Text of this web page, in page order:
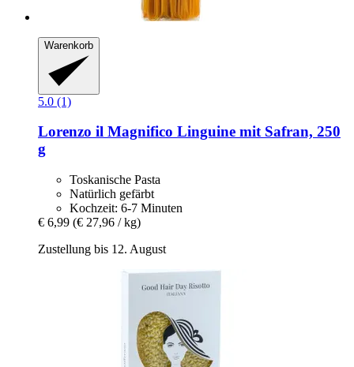
Warenkorb
5.0 (1)
Lorenzo il Magnifico Linguine mit Safran, 250
g
Toskanische Pasta
Natürlich gefärbt
Kochzeit: 6-7 Minuten
€ 6,99 (€ 27,96 / kg)
Zustellung bis 12. August